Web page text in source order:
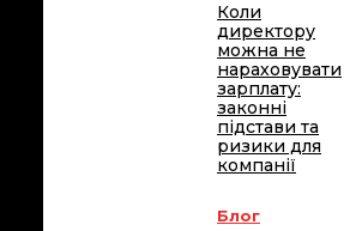
Коли
директору
можна не
нараховувати
зарплату:
законні
підстави та
ризики для
компанії
Блог